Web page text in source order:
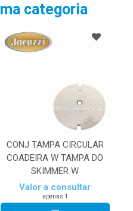
categoria
CONJ TAMPA CIRCULAR
COADEIRA W TAMPA DO
SKIMMER W
Valor a consultar
apenas 1